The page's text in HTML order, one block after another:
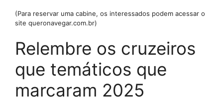
(Para reservar uma cabine, os interessados podem acessar o
site queronavegar.com.br)
Relembre os cruzeiros
que temáticos que
marcaram 2025